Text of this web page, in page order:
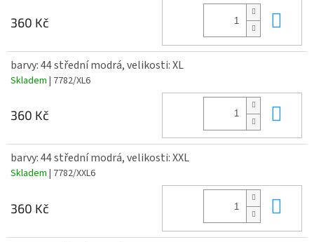
360 Kč
barvy: 44 střední modrá, velikosti: XL
Skladem | 7782/XL6
360 Kč
barvy: 44 střední modrá, velikosti: XXL
Skladem | 7782/XXL6
360 Kč